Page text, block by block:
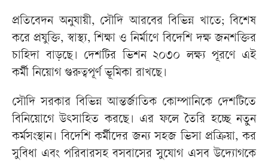
প্রতিবেদন অনুযায়ী, সৌদি আরবের বিভিন্ন খাতে; বিশেষ
করে প্রযুক্তি, স্বাস্থ্য, শিক্ষা ও নির্মাণে বিদেশি দক্ষ জনশক্তির
চাহিদা বাড়ছে। দেশটির ভিশন ২০৩০ লক্ষ্য পূরণে এই
কর্মী নিয়োগ গুরুত্বপূর্ণ ভূমিকা রাখছে।
সৌদি সরকার বিভিন্ন আন্তর্জাতিক কোম্পানিকে দেশটিতে
বিনিয়োগে উৎসাহিত করছে। এর ফলে তৈরি হচ্ছে নতুন
কর্মসংস্থান। বিদেশি কর্মীদের জন্য সহজ ভিসা প্রক্রিয়া, কর
সুবিধা এবং পরিবারসহ বসবাসের সুযোগ এসব উদ্যোগকে